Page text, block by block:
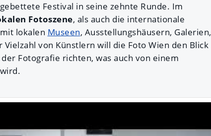
Festival in seine zehnte Runde. Im
Fotoszene, als auch die internationale
lokalen Museen, Ausstellungshäusern, Galerien,
von Künstlern will die Foto Wien den Blick
Fotografie richten, was auch von einem